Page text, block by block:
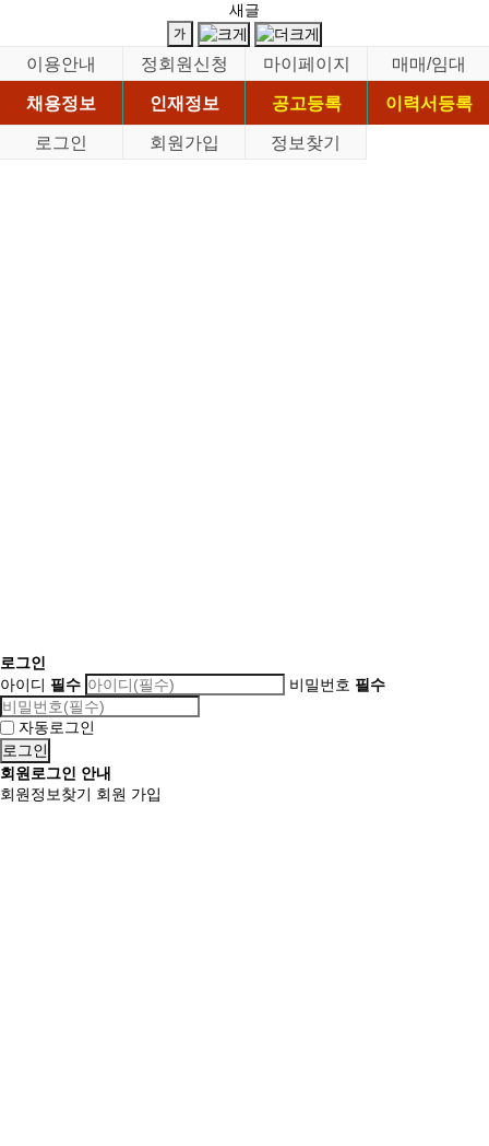
새글
이용안내 정회원신청 마이페이지
매매/임대
채용정보
인재정보 공고등록
이력서등록
로그인
회원가입 정보찾기
로그인
아이디 필수 비밀번호 필수
자동로그인
회원로그인 안내
회원정보찾기 회원 가입